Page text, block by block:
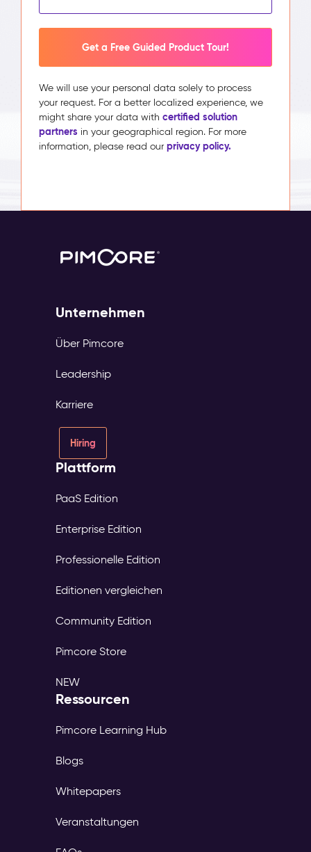
Get a Free Guided Product Tour!
We will use your personal data solely to process
your request. For a better localized experience, we
might share your data with certified solution
partners in your geographical region. For more
information, please read our privacy policy.
Unternehmen
Über Pimcore
Leadership
Karriere
Hiring
Plattform
PaaS Edition
Enterprise Edition
Professionelle Edition
Editionen vergleichen
Community Edition
Pimcore Store
NEW
Ressourcen
Pimcore Learning Hub
Blogs
Whitepapers
Veranstaltungen